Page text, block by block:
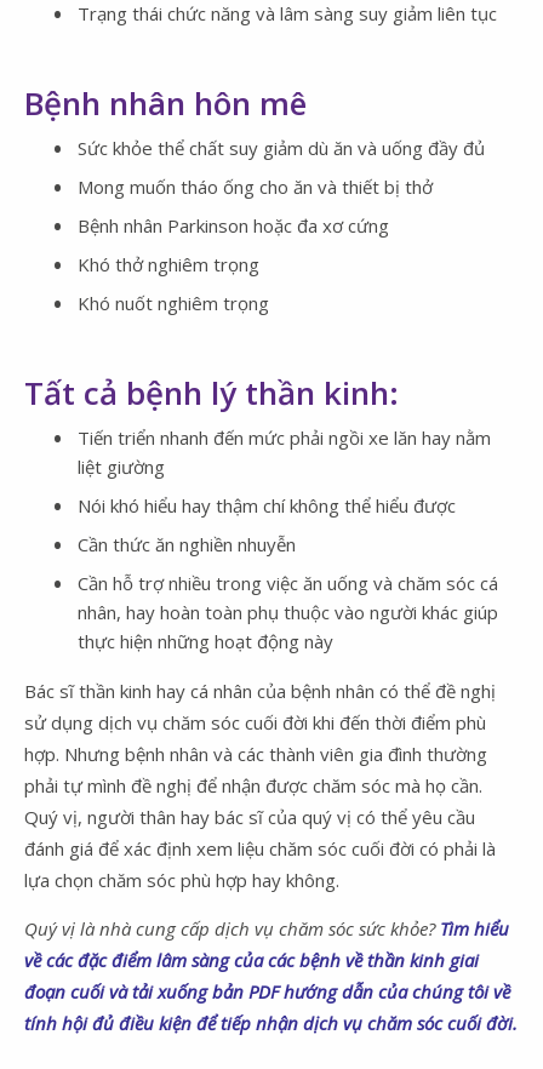
Trạng thái chức năng và lâm sàng suy giảm liên tục
Bệnh nhân hôn mê
Sức khỏe thể chất suy giảm dù ăn và uống đầy đủ
Mong muốn tháo ống cho ăn và thiết bị thở
Bệnh nhân Parkinson hoặc đa xơ cứng
Khó thở nghiêm trọng
Khó nuốt nghiêm trọng
Tất cả bệnh lý thần kinh:
Tiến triển nhanh đến mức phải ngồi xe lăn hay nằm
liệt giường
Nói khó hiểu hay thậm chí không thể hiểu được
Cần thức ăn nghiền nhuyễn
Cần hỗ trợ nhiều trong việc ăn uống và chăm sóc cá
nhân, hay hoàn toàn phụ thuộc vào người khác giúp
thực hiện những hoạt động này
Bác sĩ thần kinh hay cá nhân của bệnh nhân có thể đề nghị
sử dụng dịch vụ chăm sóc cuối đời khi đến thời điểm phù
hợp. Nhưng bệnh nhân và các thành viên gia đình thường
phải tự mình đề nghị để nhận được chăm sóc mà họ cần.
Quý vị, người thân hay bác sĩ của quý vị có thể yêu cầu
đánh giá để xác định xem liệu chăm sóc cuối đời có phải là
lựa chọn chăm sóc phù hợp hay không.
Quý vị là nhà cung cấp dịch vụ chăm sóc sức khỏe? Tìm hiểu
về các đặc điểm lâm sàng của các bệnh về thần kinh giai
đoạn cuối và tải xuống bản PDF hướng dẫn của chúng tôi về
tính hội đủ điều kiện để tiếp nhận dịch vụ chăm sóc cuối đời.